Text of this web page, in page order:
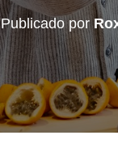
Publicado por